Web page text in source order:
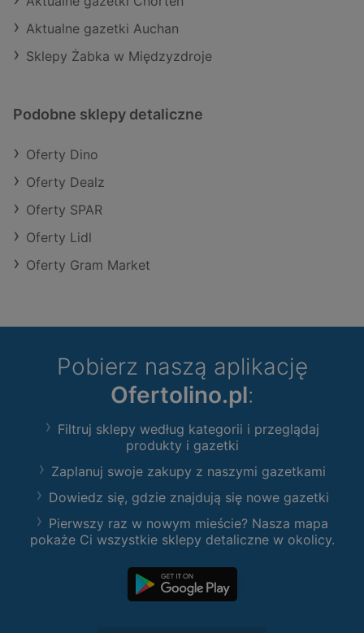
Aktualne gazetki Auchan
Sklepy Żabka w Międzyzdroje
Podobne sklepy detaliczne
Oferty Dino
Oferty Dealz
Oferty SPAR
Oferty Lidl
Oferty Gram Market
Pobierz naszą aplikację
Ofertolino.pl:
Filtruj sklepy według kategorii i przeglądaj
produkty i gazetki
Zaplanuj swoje zakupy z naszymi gazetkami
Dowiedz się, gdzie znajdują się nowe gazetki
Pierwszy raz w nowym mieście? Nasza mapa
pokaże Ci wszystkie sklepy detaliczne w okolicy.